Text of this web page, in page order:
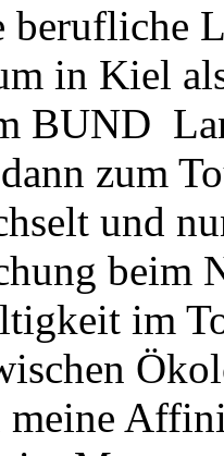
berufliche
in Kiel
BUND
zum
und
beim
im
meine